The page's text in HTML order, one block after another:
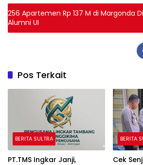
256 Apartemen Rp 137 M di Margonda
Alumni UI
Pos Terkait
BERITA SULTRA
PT.TMS Ingkar Janji,
BERITA
Cek